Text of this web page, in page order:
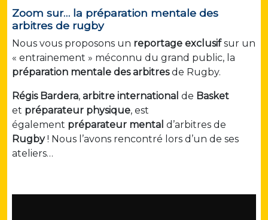
Zoom sur… la préparation mentale des
arbitres de rugby
Nous vous proposons un reportage exclusifsur un
« entrainement » méconnu du grand public, la
préparation mentale des arbitresde Rugby.
Régis Bardera, arbitre international de Basket
et préparateur physique, est
également préparateur mental d’arbitres de
Rugby! Nous l’avons rencontré lors d’un de ses
ateliers…